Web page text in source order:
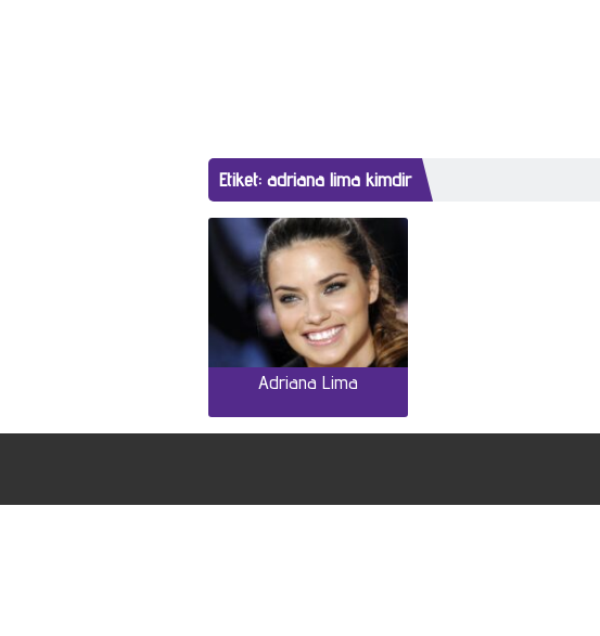
Etiket: adriana lima kimdir
Adriana Lima